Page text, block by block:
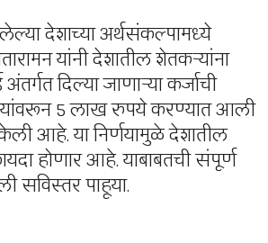
देशाच्या अर्थसंकल्पामध्ये
यांनी देशातील शेतकऱ्यांना
दिल्या जाणाऱ्या कर्जाची
5 लाख रुपये करण्यात आली
आहे. या निर्णयामुळे देशातील
होणार आहे. याबाबतची संपूर्ण
सविस्तर पाहूया.